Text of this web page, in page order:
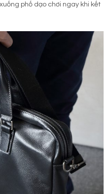
phố dạo chơi ngay khi kết